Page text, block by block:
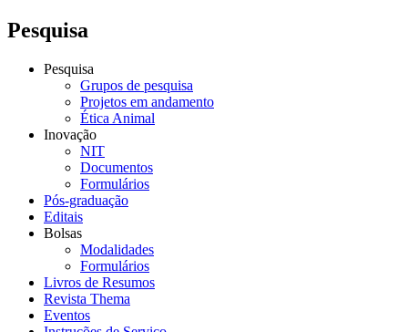
Pesquisa
Pesquisa
Grupos de pesquisa
Projetos em andamento
Ética Animal
Inovação
NIT
Documentos
Formulários
Pós-graduação
Editais
Bolsas
Modalidades
Formulários
Livros de Resumos
Revista Thema
Eventos